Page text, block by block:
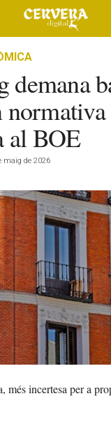
normativa
al BOE
maig de 2026
més incertesa per a